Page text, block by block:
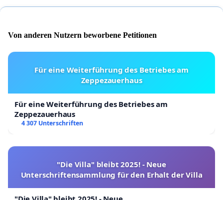
Von anderen Nutzern beworbene Petitionen
Für eine Weiterführung des Betriebes am
Zeppezauerhaus
Für eine Weiterführung des Betriebes am
Zeppezauerhaus
4 307 Unterschriften
"Die Villa" bleibt 2025! - Neue
Unterschriftensammlung für den Erhalt der Villa